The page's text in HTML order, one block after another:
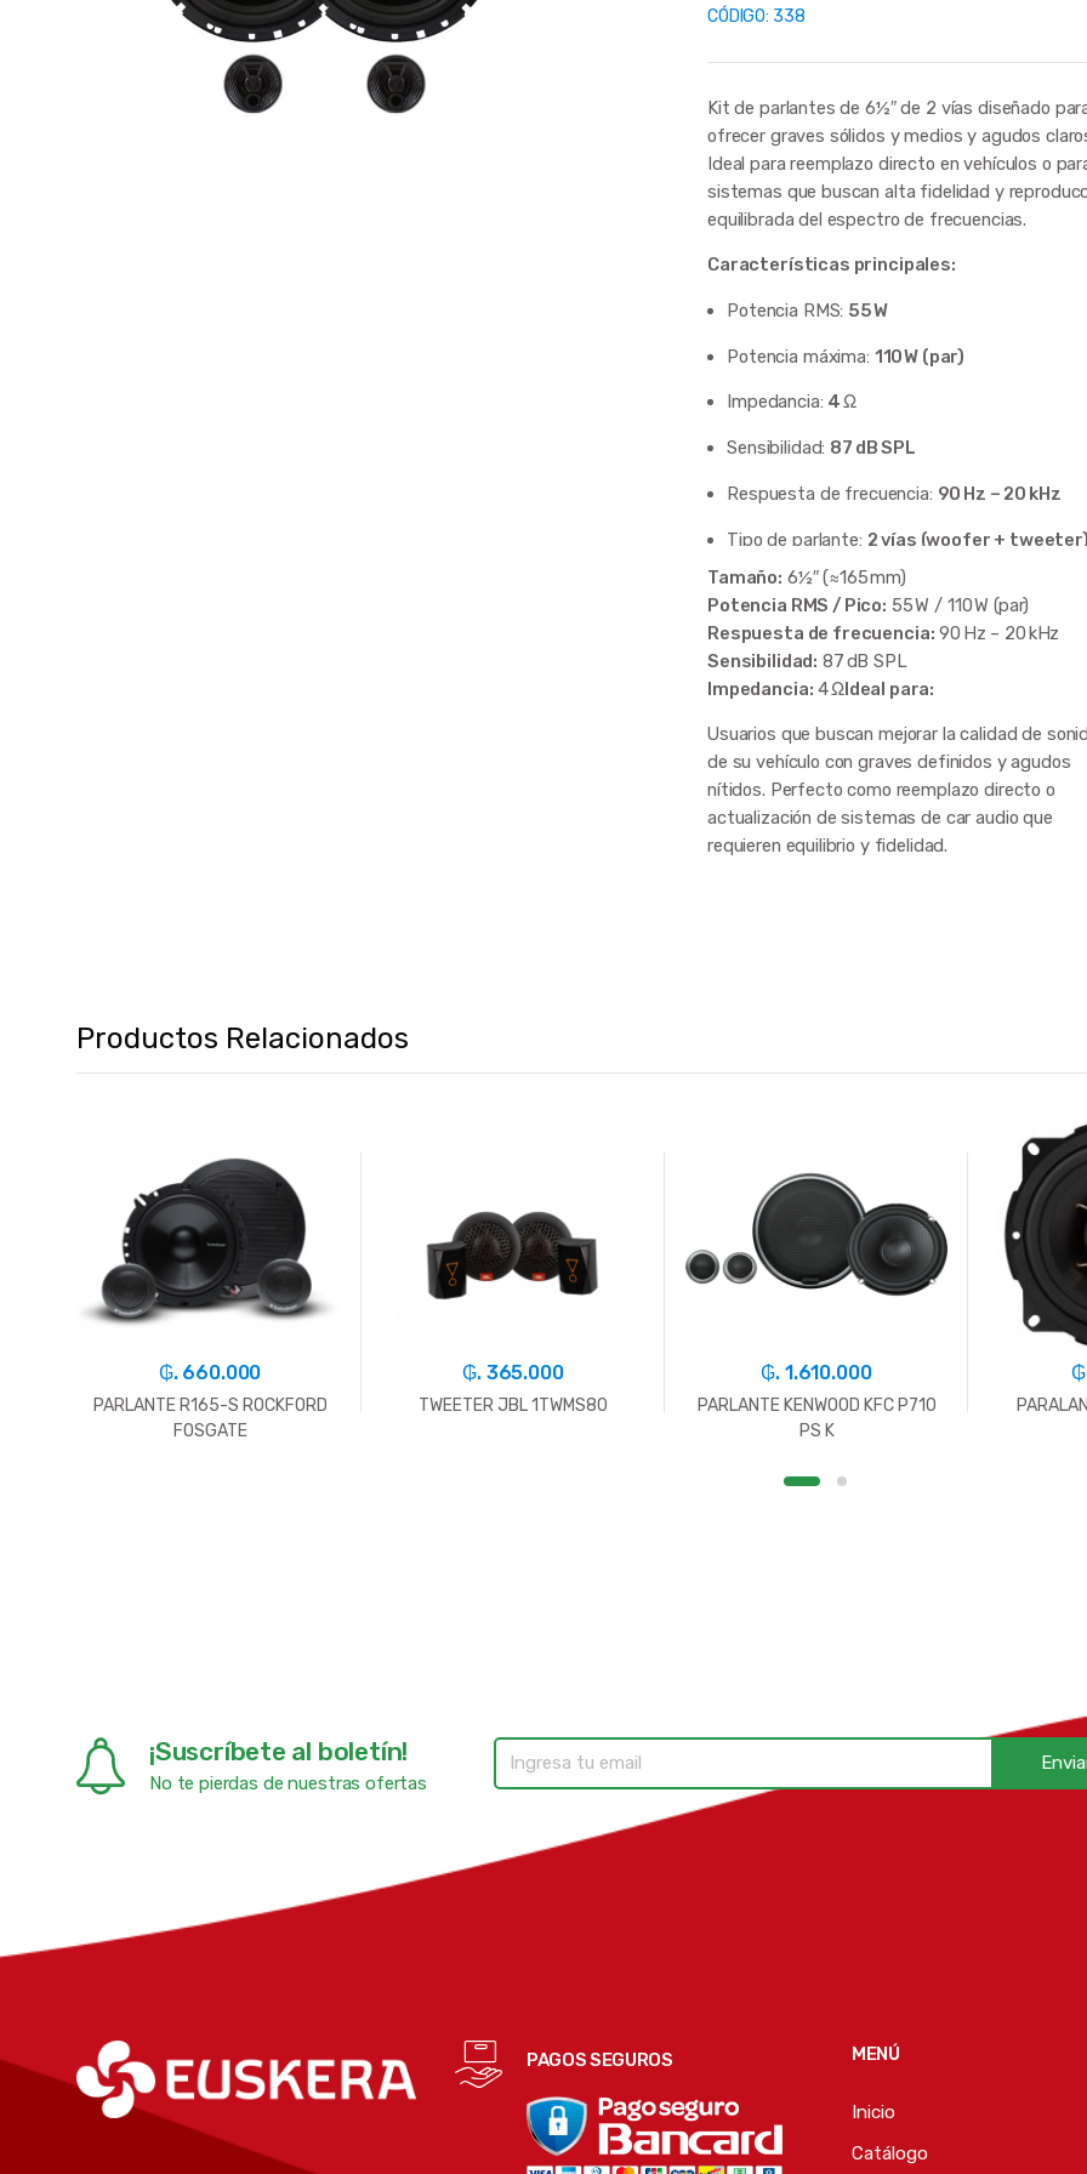
CÓDIGO: 338
Kit de parlantes de 6½″ de 2 vías diseñado
ofrecer graves sólidos y medios y agudos
Ideal para reemplazo directo en vehículos o
sistemas que buscan alta fidelidad y
equilibrada del espectro de frecuencias.
Características principales:
Potencia RMS: 55 W
Potencia máxima: 110 W (par)
Impedancia: 4 Ω
Sensibilidad: 87 dB SPL
Respuesta de frecuencia: 90 Hz – 20 kHz
Tipo de parlante: 2 vías (woofer +
Material del cono:Polipropileno
Tweeter incorporado:1 unidad de cúpula de
alta frecuencia
Incluye crossovers pasivos para optimizar la
separación de frecuencias
Diseño compacto y fácil de instalar en
ubicaciones originales del vehículo
Tamaño: 6½″ (≈165 mm)
Potencia RMS / Pico: 55 W / 110 W (par)
Respuesta de frecuencia: 90 Hz – 20 kHz
Sensibilidad: 87 dB SPL
Impedancia: 4 ΩIdeal para:
Usuarios que buscan mejorar la calidad de
de su vehículo con graves definidos y agudos
nítidos. Perfecto como reemplazo directo o
actualización de sistemas de car audio que
requieren equilibrio y fidelidad.
Productos Relacionados
₲. 660.000
PARLANTE R165-S ROCKFORD
FOSGATE
₲. 365.000
TWEETER JBL 1TWMS80
₲. 1.610.000
PARLANTE KENWOOD KFC P710
PS K
¡Suscríbete al boletín!
No te pierdas de nuestras ofertas
PAGOS SEGUROS MENÚ
Inicio
Catálogo